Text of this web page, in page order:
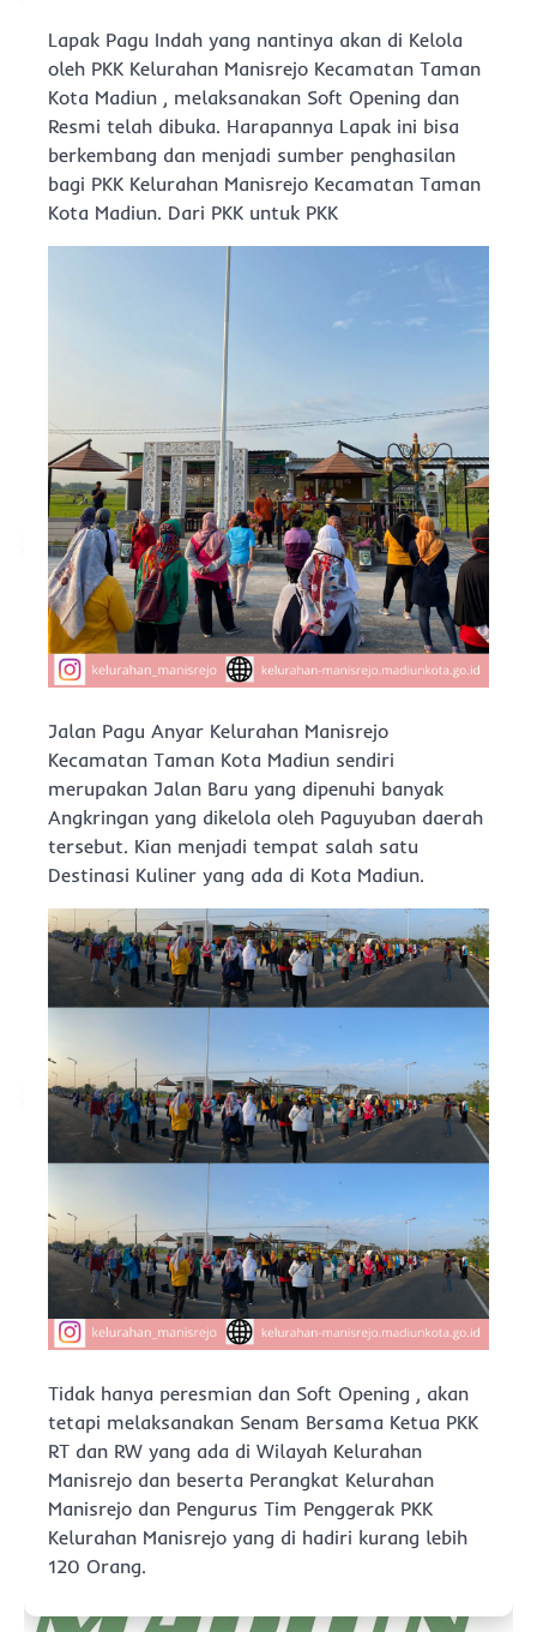
Lapak Pagu Indah yang nantinya akan di Kelola
oleh PKK Kelurahan Manisrejo Kecamatan Taman
Kota Madiun , melaksanakan Soft Opening dan
Resmi telah dibuka. Harapannya Lapak ini bisa
berkembang dan menjadi sumber penghasilan
bagi PKK Kelurahan Manisrejo Kecamatan Taman
Kota Madiun. Dari PKK untuk PKK
Jalan Pagu Anyar Kelurahan Manisrejo
Kecamatan Taman Kota Madiun sendiri
merupakan Jalan Baru yang dipenuhi banyak
Angkringan yang dikelola oleh Paguyuban daerah
tersebut. Kian menjadi tempat salah satu
Destinasi Kuliner yang ada di Kota Madiun.
Tidak hanya peresmian dan Soft Opening , akan
tetapi melaksanakan Senam Bersama Ketua PKK
RT dan RW yang ada di Wilayah Kelurahan
Manisrejo dan beserta Perangkat Kelurahan
Manisrejo dan Pengurus Tim Penggerak PKK
Kelurahan Manisrejo yang di hadiri kurang lebih
120 Orang.